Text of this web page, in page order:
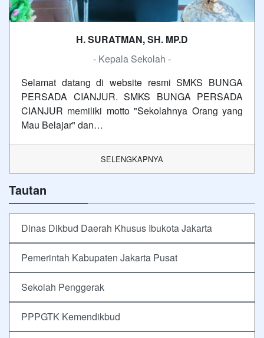
H. SURATMAN, SH. MP.D
- Kepala Sekolah -
Selamat datang di website resmi SMKS BUNGA
PERSADA CIANJUR. SMKS BUNGA PERSADA
CIANJUR memiliki motto "Sekolahnya Orang yang
Mau Belajar" dan…
SELENGKAPNYA
Tautan
Dinas Dikbud Daerah Khusus Ibukota Jakarta
Pemerintah Kabupaten Jakarta Pusat
Sekolah Penggerak
PPPGTK Kemendikbud